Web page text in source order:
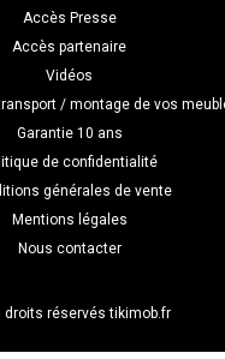
Accès Presse
Accès partenaire
Vidéos
/ montage de vos
Garantie 10 ans
de confidentialité
générales de vente
Mentions légales
Nous contacter
droits réservés tikimob.fr